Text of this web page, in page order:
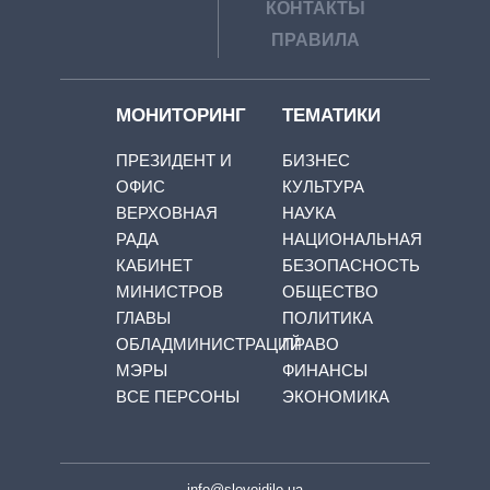
КОНТАКТЫ
ПРАВИЛА
МОНИТОРИНГ
ПРЕЗИДЕНТ И
ОФИС
ВЕРХОВНАЯ
РАДА
КАБИНЕТ
МИНИСТРОВ
ГЛАВЫ
ОБЛАДМИНИСТРАЦИЙ
МЭРЫ
ВСЕ ПЕРСОНЫ
ТЕМАТИКИ
БИЗНЕС
КУЛЬТУРА
НАУКА
НАЦИОНАЛЬНАЯ
БЕЗОПАСНОСТЬ
ОБЩЕСТВО
ПОЛИТИКА
ПРАВО
ФИНАНСЫ
ЭКОНОМИКА